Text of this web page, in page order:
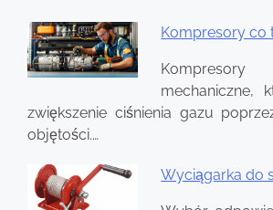
Kompresory co
mechaniczne,
zwiększenie ciśnienia gazu
objętości.…
Wyciągarka do
Nawigacja